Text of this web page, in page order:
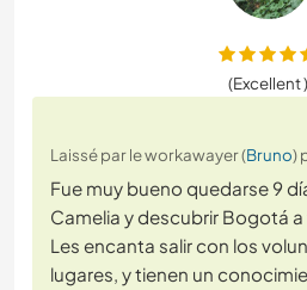
(Excellent )
Laissé par le workawayer (Bruno)
Fue muy bueno quedarse 9
Camelia y descubrir Bogotá
Les encanta salir con los
lugares, y tienen un